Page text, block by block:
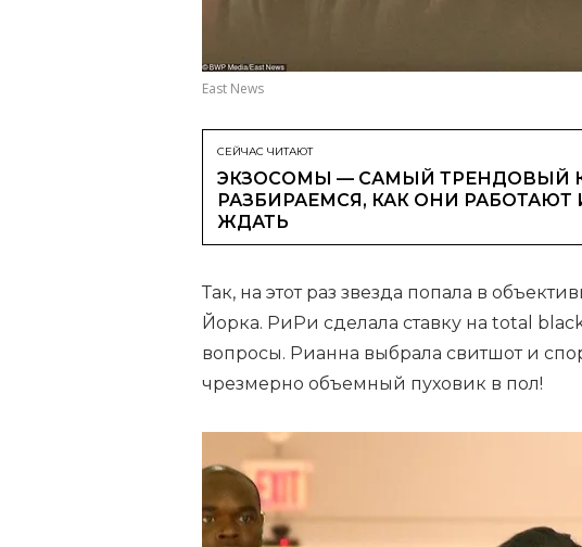
East News
СЕЙЧАС ЧИТАЮТ
ЭКЗОСОМЫ — САМЫЙ ТРЕНДОВЫЙ
РАЗБИРАЕМСЯ, КАК ОНИ РАБОТАЮТ
ЖДАТЬ
Так, на этот раз звезда попала в
Йорка. РиРи сделала ставку на total
вопросы. Рианна выбрала свитшот и
чрезмерно объемный пуховик в пол!